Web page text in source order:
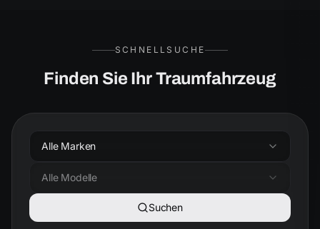
SCHNELLSUCHE
Finden Sie Ihr Traumfahrzeug
Alle Marken
Alle Modelle
Suchen